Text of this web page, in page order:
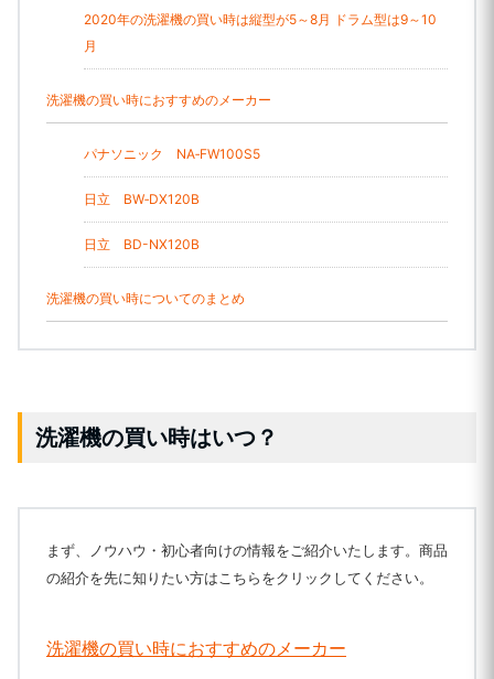
2020年の洗濯機の買い時は縦型が5～8月 ドラム型は9～10
月
洗濯機の買い時におすすめのメーカー
パナソニック NA‐FW100S5
日立 BW‐DX120B
日立 BD-NX120B
洗濯機の買い時についてのまとめ
洗濯機の買い時はいつ？
まず、ノウハウ・初心者向けの情報をご紹介いたします。商品
の紹介を先に知りたい方はこちらをクリックしてください。
洗濯機の買い時におすすめのメーカー